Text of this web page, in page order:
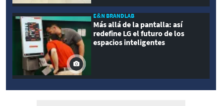
E&N BRANDLAB
Más allá de la pantalla: así
redefine LG el futuro de los
espacios inteligentes